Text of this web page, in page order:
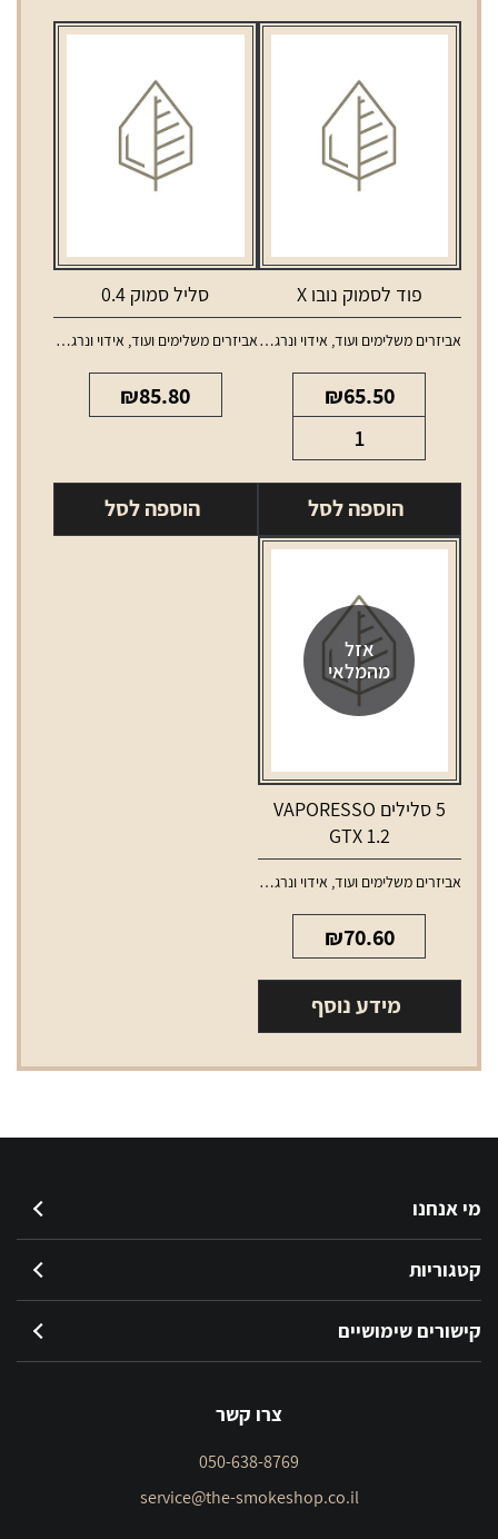
פוד לסמוק נובו X
אביזרים משלימים ועוד, אידוי ונרגילות ,טנקים ופודים למכשירי אידוי
₪65.50
של
פוד
לסמוק
נובו
הוספה לסל
סליל סמוק 0.4
אביזרים משלימים ועוד, אידוי ונרגילות
₪85.80
הוספה לסל
אזל
מהמלאי
5 סלילים VAPORESSO
GTX 1.2
אביזרים משלימים ועוד, אידוי ונרגילות
₪70.60
מידע נוסף
מי אנחנו
קטגוריות
קישורים שימושיים
צרו קשר
050-638-8769
service@the-smokeshop.co.il